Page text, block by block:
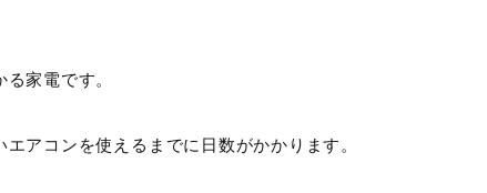
家電です。
アコンを使えるまでに日数がかかります。